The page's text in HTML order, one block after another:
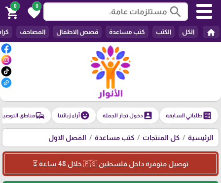
search
0
favorite
0
shopping_cart
home الكل الكتب كتب مساعدة قصص الاطفال المصاحف
ballotطلباتي السابقة account_boxدخول تجار الجملة emoji_emotionsآراء زبائننا commuteمناطق
الرئيسية كل المنتجات كتب مساعدة الفصل الاول
توصيل متوفرة داخل فلسطين 🇵🇸 خلال 48 ساعة ⏳